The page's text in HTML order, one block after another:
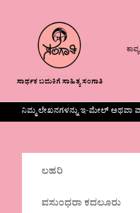
ಸಾರ್ಥಕ ಬದುಕಿಗೆ ಸಾಹಿತ್ಯ ಸಂಗಾತಿ
ನಿಮ್ಮ ಲೇಖನಗಳನ್ನು ಇ-ಮೇಲ್ ಅಥವಾ
ಲಹರಿ
ವಸುಂಧರಾ ಕದಲೂರು